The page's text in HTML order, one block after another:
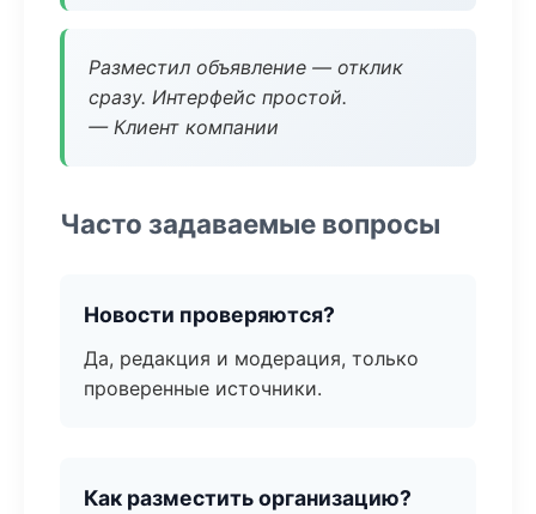
Разместил объявление — отклик
сразу. Интерфейс простой.
— Клиент компании
Часто задаваемые вопросы
Новости проверяются?
Да, редакция и модерация, только
проверенные источники.
Как разместить организацию?